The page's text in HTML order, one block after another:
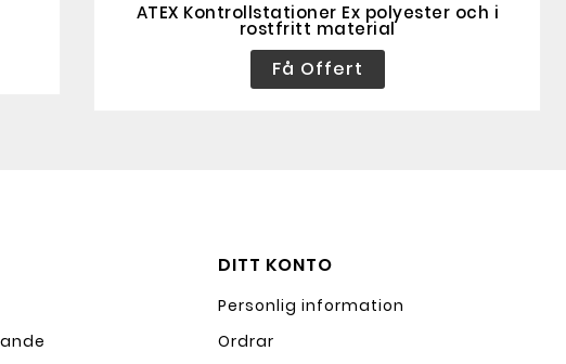
ATEX Kontrollstationer Ex polyester och i
rostfritt material
Få Offert
DITT KONTO
Personlig information
Ordrar